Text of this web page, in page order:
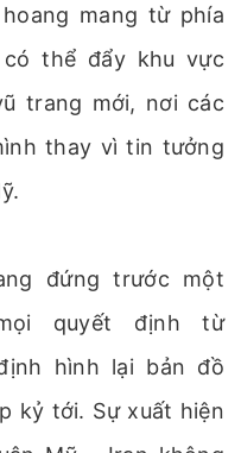
mang từ phía
thể đẩy khu vực
trang mới, nơi các
thay vì tin tưởng
đứng trước một
quyết định từ
hình lại bản đồ
kỷ tới. Sự xuất hiện